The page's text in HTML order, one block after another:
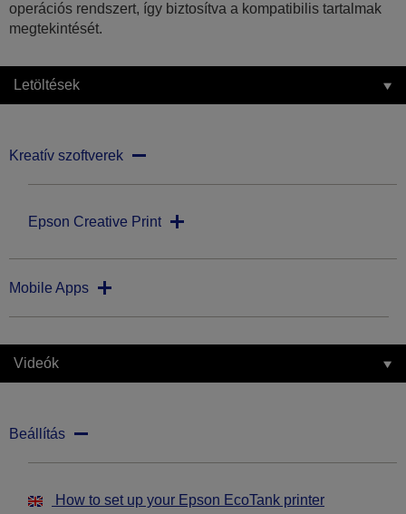
operációs rendszert, így biztosítva a kompatibilis tartalmak
megtekintését.
Letöltések
Kreatív szoftverek
Epson Creative Print
Mobile Apps
Videók
Beállítás
How to set up your Epson EcoTank printer